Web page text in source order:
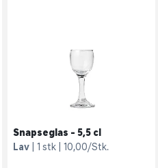
Snapseglas - 5,5 cl
Lav
1 stk 10,00/Stk.